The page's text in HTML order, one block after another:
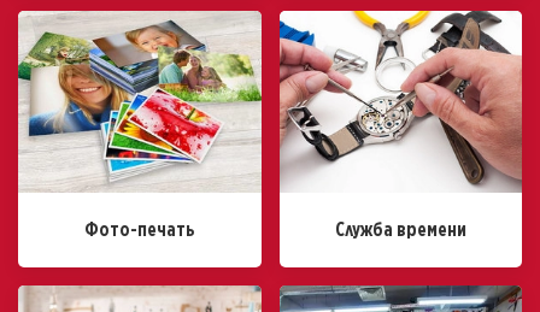
Фото-печать Служба времени